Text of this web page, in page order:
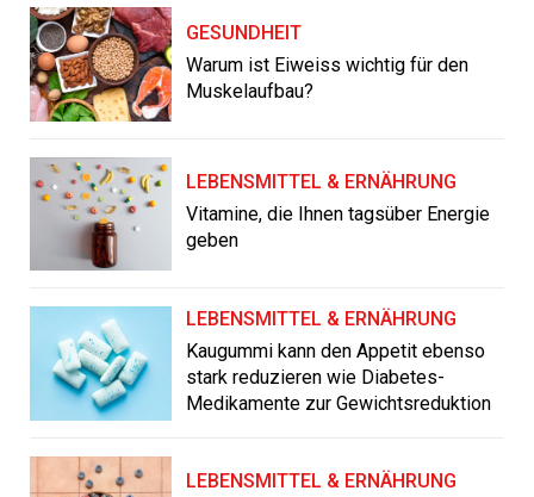
GESUNDHEIT
Warum ist Eiweiss wichtig für den
Muskelaufbau?
LEBENSMITTEL & ERNÄHRUNG
Vitamine, die Ihnen tagsüber Energie
geben
LEBENSMITTEL & ERNÄHRUNG
Kaugummi kann den Appetit ebenso
stark reduzieren wie Diabetes-
Medikamente zur Gewichtsreduktion
LEBENSMITTEL & ERNÄHRUNG